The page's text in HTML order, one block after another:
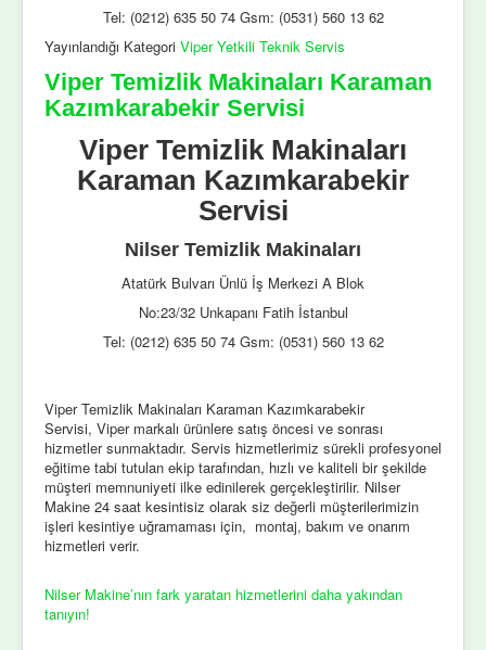
Tel: (0212) 635 50 74 Gsm: (0531) 560 13 62
Yayınlandığı Kategori Viper Yetkili Teknik Servis
Viper Temizlik Makinaları Karaman
Kazımkarabekir Servisi
Viper Temizlik Makinaları
Karaman Kazımkarabekir
Servisi
Nilser Temizlik Makinaları
Atatürk Bulvarı Ünlü İş Merkezi A Blok
No:23/32 Unkapanı Fatih İstanbul
Tel: (0212) 635 50 74 Gsm: (0531) 560 13 62
Viper Temizlik Makinaları Karaman Kazımkarabekir
Servisi, Viper markalı ürünlere satış öncesi ve sonrası
hizmetler sunmaktadır. Servis hizmetlerimiz sürekli profesyonel
eğitime tabi tutulan ekip tarafından, hızlı ve kaliteli bir şekilde
müşteri memnuniyeti ilke edinilerek gerçekleştirilir. Nilser
Makine 24 saat kesintisiz olarak siz değerli müşterilerimizin
işleri kesintiye uğramaması için, montaj, bakım ve onarım
hizmetleri verir.
Nilser Makine’nın fark yaratan hizmetlerini daha yakından
tanıyın!